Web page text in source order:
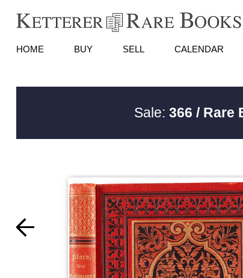
HOME BUY SELL CALENDAR
Sale: 366 / Rare